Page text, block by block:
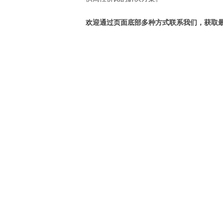
欢迎通过页面底部多种方式联系我们，获取